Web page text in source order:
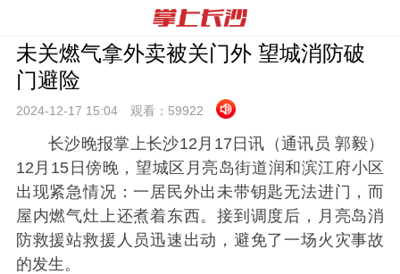
未关燃气拿外卖被关门外 望城消防破
门避险
2024-12-17 15:04 观看： 59922
长沙晚报掌上长沙12月17日讯（通讯员 郭毅）
12月15日傍晚，望城区月亮岛街道润和滨江府小区
出现紧急情况：一居民外出未带钥匙无法进门，而
屋内燃气灶上还煮着东西。接到调度后，月亮岛消
防救援站救援人员迅速出动，避免了一场火灾事故
的发生。